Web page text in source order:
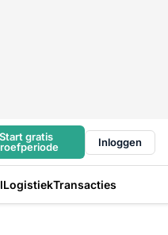
Start gratis
Inloggen
LogistiekTransacties